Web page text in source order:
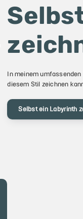
In meinem
diesem Stil zeichnen
Selbst ein Labyrinth